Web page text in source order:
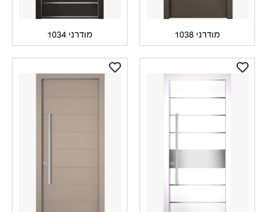
מודרני 1038 מודרני 1034